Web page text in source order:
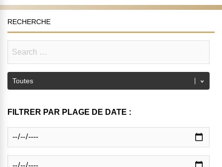
RECHERCHE
FILTRER PAR PLAGE DE DATE :